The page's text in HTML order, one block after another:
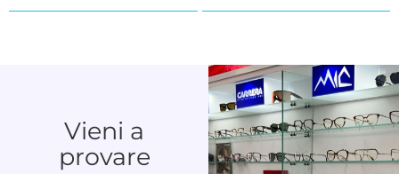
Vieni a
provare